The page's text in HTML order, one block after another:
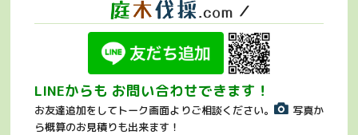
／
LINEからも お問い合わせできます！
お友達追加をしてトーク画面よりご相談ください。
写真か
ら概算のお見積りも出来ます！